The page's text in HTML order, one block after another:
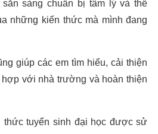
sàng chuẩn bị tâm lý và thể
những kiến thức mà mình đang
giúp các em tìm hiểu, cải thiện
với nhà trường và hoàn thiện
thức tuyển sinh đại học được sử